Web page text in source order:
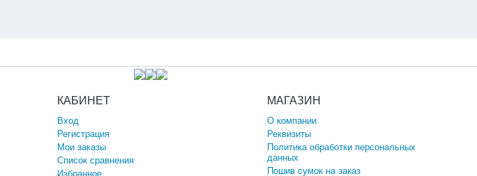
КАБИНЕТ
Вход
Регистрация
Мои заказы
Список сравнения
Избранное
МАГАЗИН
О компании
Реквизиты
Политика обработки персональных
данных
Пошив сумок на заказ